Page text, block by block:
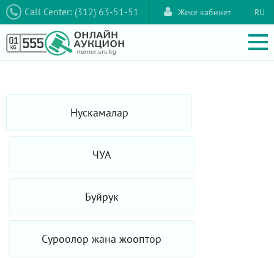
Call Center: (312) 63-51-51 RU
Жеке кабинет
Нускамалар
ЧУА
Буйрук
Суроолор жана жооптор